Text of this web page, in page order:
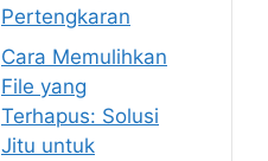
Pertengkaran
Cara Memulihkan
File yang
Terhapus: Solusi
Jitu untuk